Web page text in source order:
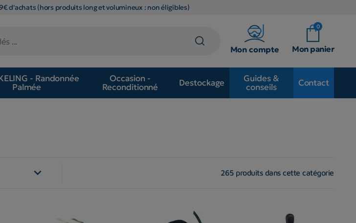
d'achats (hors produits long et volumineux : non éligibles)
Mon compte
0
Mon panier
- Randonnée
Palmée
Occasion -
Reconditionné
Destockage
Guides &
conseils
Contact
 265 produits dans cette catégorie